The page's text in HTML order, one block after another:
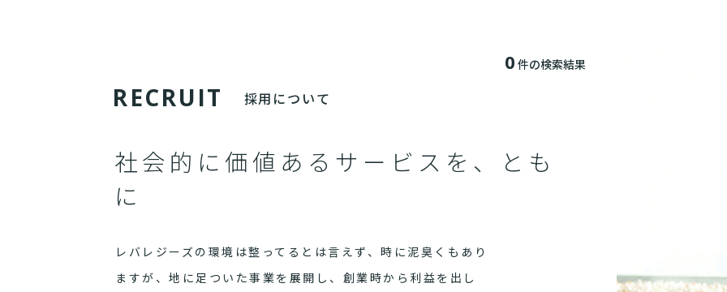
0 件の検索結果
RECRUIT 採用について
社会的に価値あるサービスを、とも
に
レバレジーズの環境は整ってるとは言えず、時に泥臭くもあり
ますが、地に足ついた事業を展開し、創業時から利益を出し